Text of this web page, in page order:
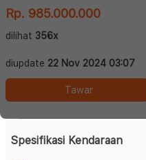
Rp. 985.000.000
dilihat 356x
diupdate 22 Nov 2024 03:07
Tawar
Spesifikasi Kendaraan